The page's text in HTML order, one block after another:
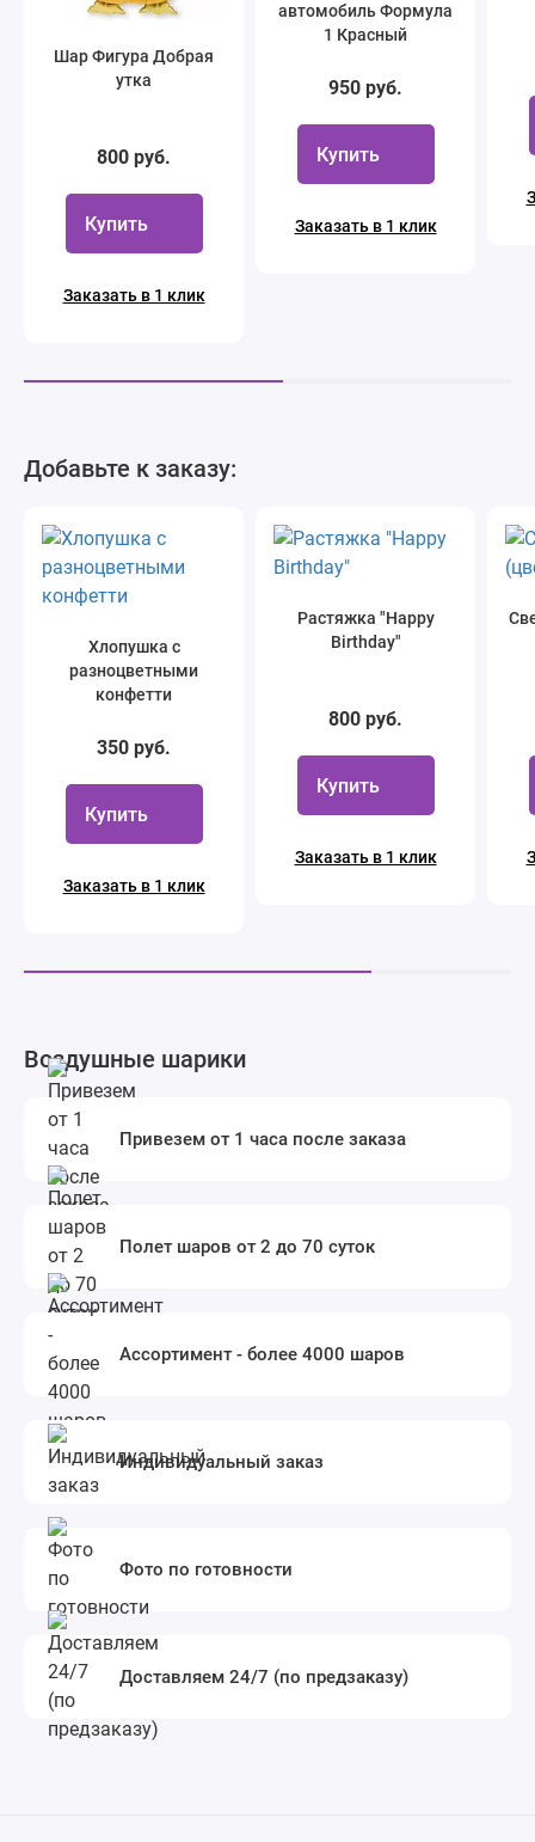
Шар Фигура Добрая
утка
800 руб.
Купить
Заказать в 1 клик
автомобиль Формула
1 Красный
950 руб.
Купить
Заказать в 1 клик
Добавьте к заказу:
Хлопушка с
разноцветными
конфетти
350 руб.
Купить
Заказать в 1 клик
Растяжка "Happy
Birthday"
800 руб.
Купить
Заказать в 1 клик
Воздушные шарики
Привезем от 1 часа после заказа
Полет шаров от 2 до 70 суток
Ассортимент - более 4000 шаров
Индивидуальный заказ
Фото по готовности
Доставляем 24/7 (по предзаказу)